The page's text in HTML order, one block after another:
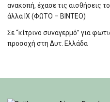
ανακοπή, έχασε τις αισθήσεις
άλλα ΙΧ (ΦΩΤΟ – ΒΙΝΤΕΟ)
Σε “κίτρινο συναγερμό” για
προσοχή στη Δυτ. Ελλάδα